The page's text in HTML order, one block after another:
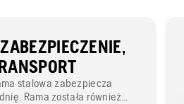
stalowa zabezpiecza
Rama została również